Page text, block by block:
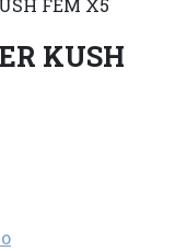
KUSH